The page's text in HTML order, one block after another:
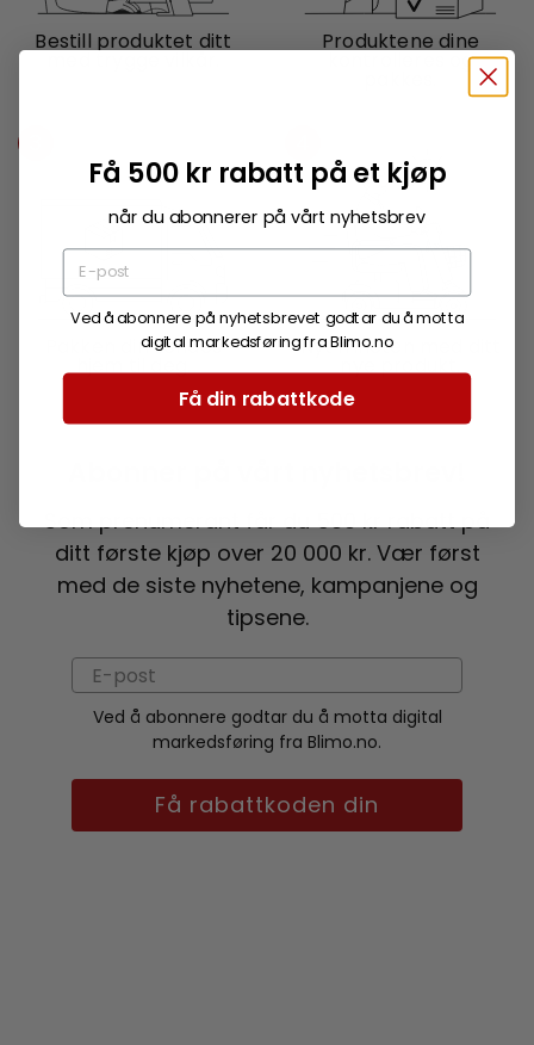
Bestill produktet ditt Produktene dine
kontrolleres og
Pakken din sendes
hjem til deg.
Nyt friheten med ditt
nye produkt.
Som prenumerant får du 500 kr rabatt på
ditt første kjøp over 20 000 kr. Vær først
med de siste nyhetene, kampanjene og
tipsene.
Ved å abonnere godtar du å motta digital
markedsføring fra Blimo.no.
Få rabattkoden din
Få 500 kr rabatt på et kjøp
når du abonnerer på vårt nyhetsbrev
Ved å abonnere på nyhetsbrevet godtar du å motta
digital markedsføring fra Blimo.no
Få din rabattkode